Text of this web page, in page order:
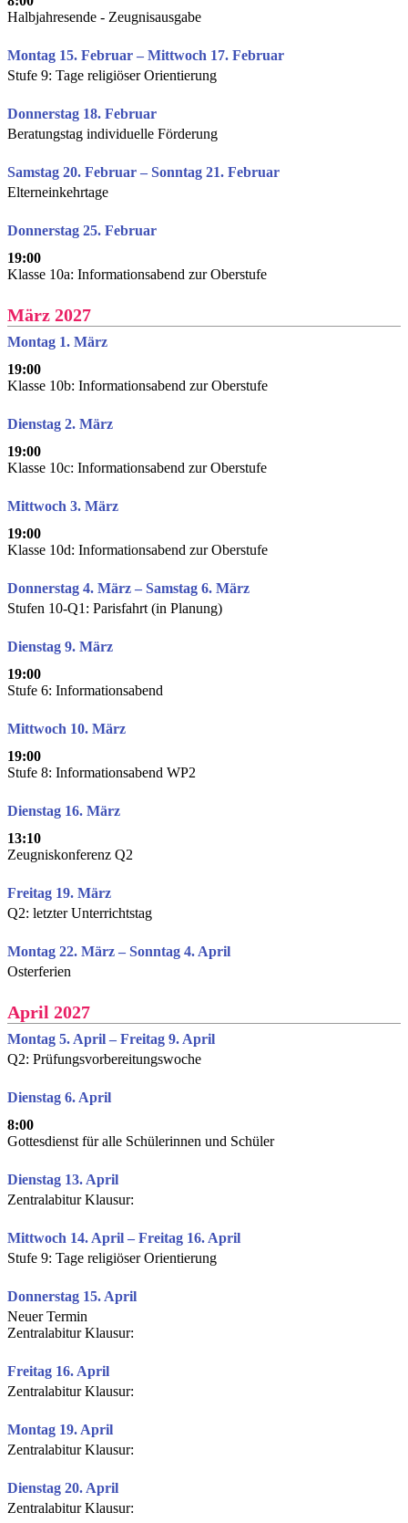
Halbjahresende - Zeugnisausgabe
Montag 15. Februar – Mittwoch 17. Februar
Stufe 9: Tage religiöser Orientierung
Donnerstag 18. Februar
Beratungstag individuelle Förderung
Samstag 20. Februar – Sonntag 21. Februar
Elterneinkehrtage
Donnerstag 25. Februar
19:00
Klasse 10a: Informationsabend zur Oberstufe
März 2027
Montag 1. März
19:00
Klasse 10b: Informationsabend zur Oberstufe
Dienstag 2. März
19:00
Klasse 10c: Informationsabend zur Oberstufe
Mittwoch 3. März
19:00
Klasse 10d: Informationsabend zur Oberstufe
Donnerstag 4. März – Samstag 6. März
Stufen 10-Q1: Parisfahrt (in Planung)
Dienstag 9. März
19:00
Stufe 6: Informationsabend
Mittwoch 10. März
19:00
Stufe 8: Informationsabend WP2
Dienstag 16. März
13:10
Zeugniskonferenz Q2
Freitag 19. März
Q2: letzter Unterrichtstag
Montag 22. März – Sonntag 4. April
Osterferien
April 2027
Montag 5. April – Freitag 9. April
Q2: Prüfungsvorbereitungswoche
Dienstag 6. April
8:00
Gottesdienst für alle Schülerinnen und Schüler
Dienstag 13. April
Zentralabitur Klausur:
Mittwoch 14. April – Freitag 16. April
Stufe 9: Tage religiöser Orientierung
Donnerstag 15. April
Neuer Termin
Zentralabitur Klausur:
Freitag 16. April
Zentralabitur Klausur:
Montag 19. April
Zentralabitur Klausur:
Dienstag 20. April
Zentralabitur Klausur: